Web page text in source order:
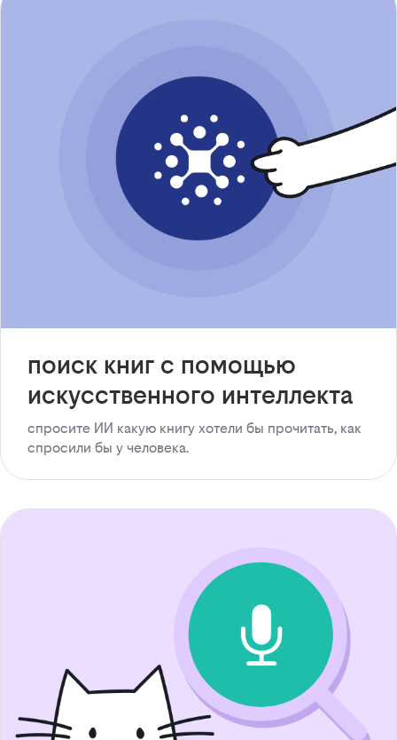
поиск книг с помощью
искусственного интеллекта
спросите ИИ какую книгу хотели бы прочитать, как
спросили бы у человека.